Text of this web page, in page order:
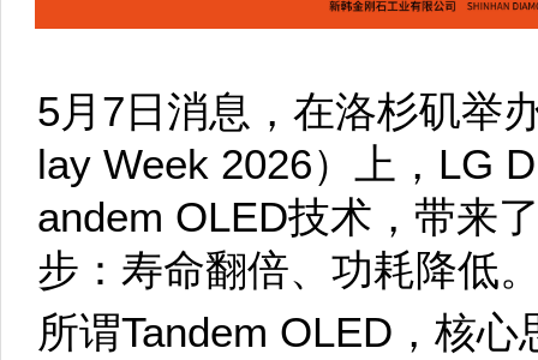
5月7日消息，在洛杉矶举
lay Week 2026）上，LG
andem OLED技术，带来
步：寿命翻倍、功耗降低
所谓Tandem OLED，核